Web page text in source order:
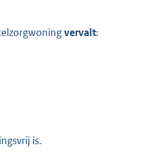
vervalt:
is.